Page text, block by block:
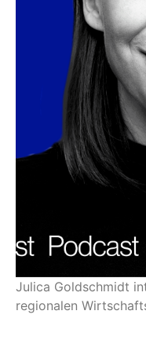
Julica Goldschmidt
regionalen